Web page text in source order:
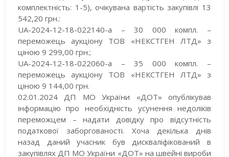
комплектність: 1-5), очікувана вартість закупівлі 13
542,20 грн.:
UA-2024-12-18-022140-a – 30 000 компл. –
переможець аукціону ТОВ «НЕКСТГЕН ЛТД» з
ціною 9 299,00 грн.;
UA-2024-12-18-022060-a – 35 000 компл. –
переможець аукціону ТОВ «НЕКСТГЕН ЛТД» з
ціною 9 144,00 грн.
02.01.2024 ДП МО України «ДОТ» опублікував
інформацію про необхідність усунення недоліків
переможцем – надати довідку про відсутність
податкової заборгованості. Хоча декілька днів
назад даний учасник був дискваліфікований в
закупівлях ДП МО України «ДОТ» на швейні вироби